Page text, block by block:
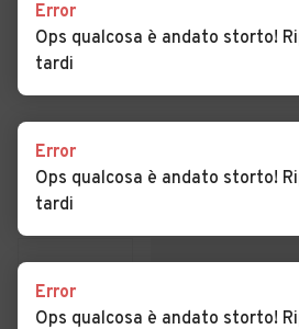
Auto usate Savelli Auto
Concessionari aSanta
Error
Ops qualcosa è andato storto!
tardi
Error
Ops qualcosa è andato storto!
tardi
Error
Ops qualcosa è andato storto!